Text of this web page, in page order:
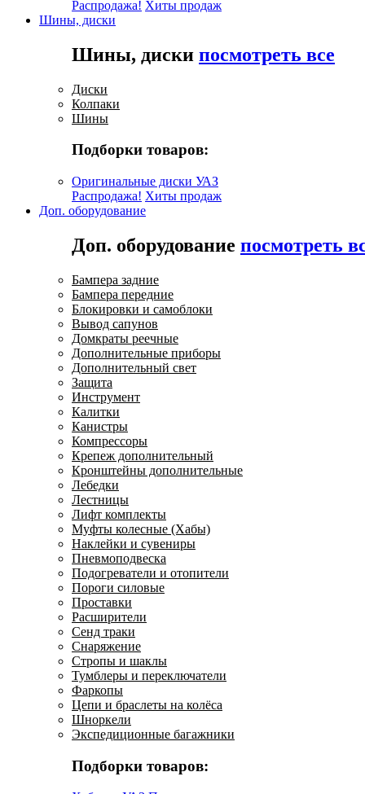
Распродажа! Хиты продаж
Шины, диски
Шины, диски посмотреть все
Диски
Колпаки
Шины
Подборки товаров:
Оригинальные диски УАЗ
Распродажа! Хиты продаж
Доп. оборудование
Доп. оборудование посмотреть
Бампера задние
Бампера передние
Блокировки и самоблоки
Вывод сапунов
Домкраты реечные
Дополнительные приборы
Дополнительный свет
Защита
Инструмент
Калитки
Канистры
Компрессоры
Крепеж дополнительный
Кронштейны дополнительные
Лебедки
Лестницы
Лифт комплекты
Муфты колесные (Хабы)
Наклейки и сувениры
Пневмоподвеска
Подогреватели и отопители
Пороги силовые
Проставки
Расширители
Сенд траки
Снаряжение
Стропы и шаклы
Тумблеры и переключатели
Фаркопы
Цепи и браслеты на колёса
Шноркели
Экспедиционные багажники
Подборки товаров: